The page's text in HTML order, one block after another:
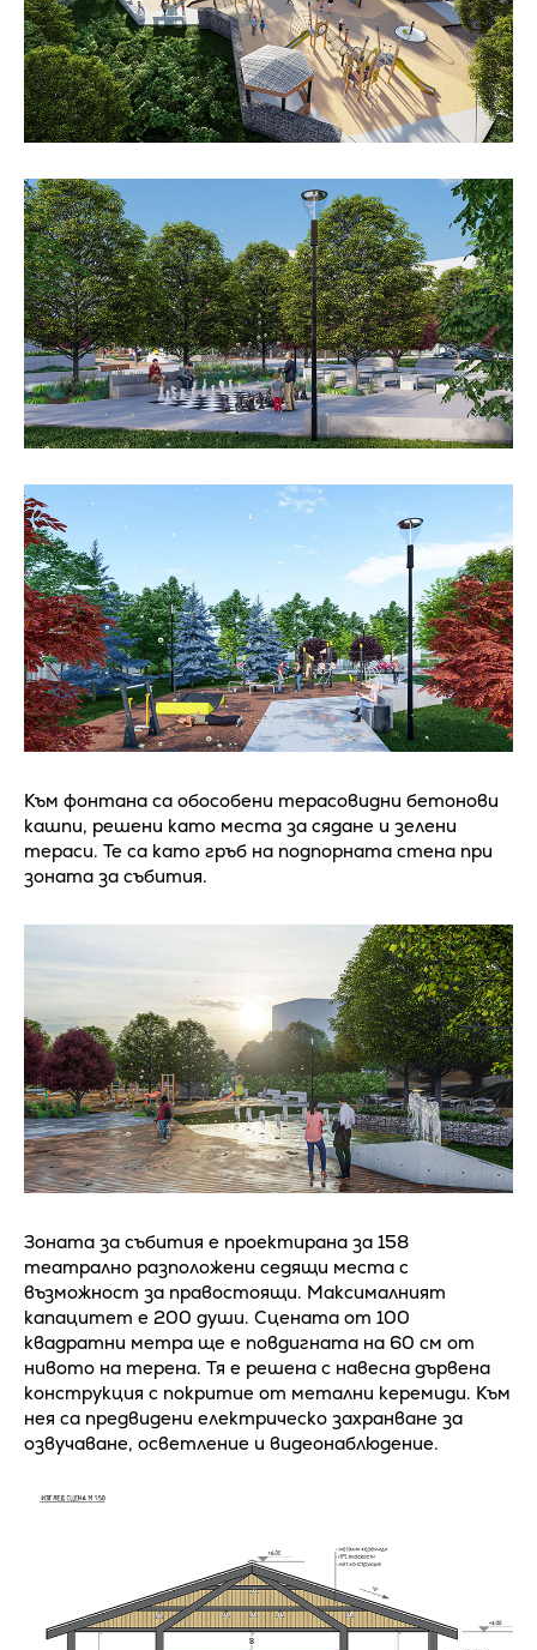
Към фонтана са обособени терасовидни бетонови
кашпи, решени като места за сядане и зелени
тераси. Те са като гръб на подпорната стена при
зоната за събития.
Зоната за събития е проектирана за 158
театрално разположени седящи места с
възможност за правостоящи. Максималният
капацитет е 200 души. Сцената от 100
квадратни метра ще е повдигната на 60 см от
нивото на терена. Тя е решена с навесна дървена
конструкция с покритие от метални керемиди. Към
нея са предвидени електрическо захранване за
озвучаване, осветление и видеонаблюдение.